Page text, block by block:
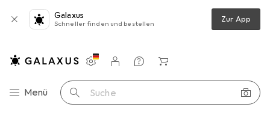
Galaxus
Schneller finden und bestellen Zur App
Navigation nach Kategorien
Menü Suche
Einstellungen
Kundenkonto
Vergleichslisten
Merklisten
Warenkorb